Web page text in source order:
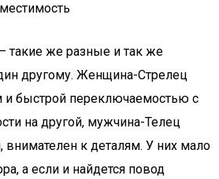
такие же разные и так же
другому. Женщина-Стрелец
и быстрой переключаемостью с
на другой, мужчина-Телец
внимателен к деталям. У них мало
а если и найдется повод